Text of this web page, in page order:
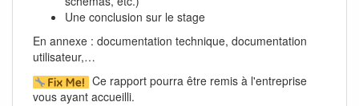
Une conclusion sur le stage
En annexe : documentation technique, documentation
utilisateur,…
Ce rapport pourra être remis à l'entreprise
vous ayant accueilli.